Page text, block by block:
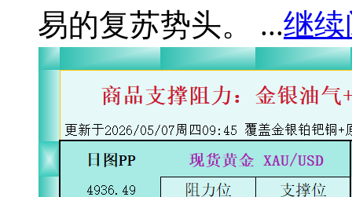
易的复苏势头。 ...继